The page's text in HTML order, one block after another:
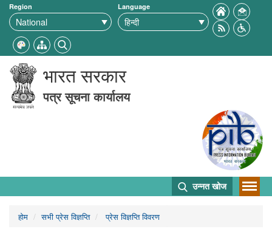
Region Language
भारत सरकार
पत्र सूचना कार्यालय
उन्नत खोज
होम सभी प्रेस विज्ञप्ति प्रेस विज्ञप्ति विवरण